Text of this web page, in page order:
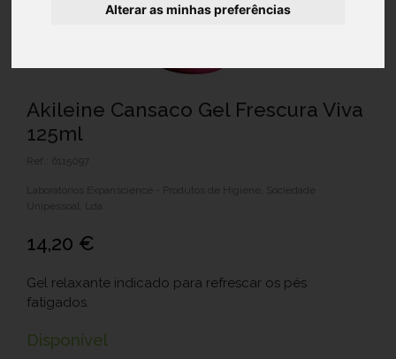
Alterar as minhas preferências
Akileine Cansaco Gel Frescura Viva
125ml
Ref.: 6115097
Laboratórios Expanscience - Produtos de Higiene, Sociedade
14,20 €
Gel relaxante indicado para refrescar os pés
fatigados.
Disponível